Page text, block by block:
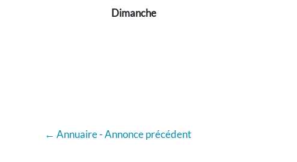
Dimanche
← Annuaire - Annonce précédent